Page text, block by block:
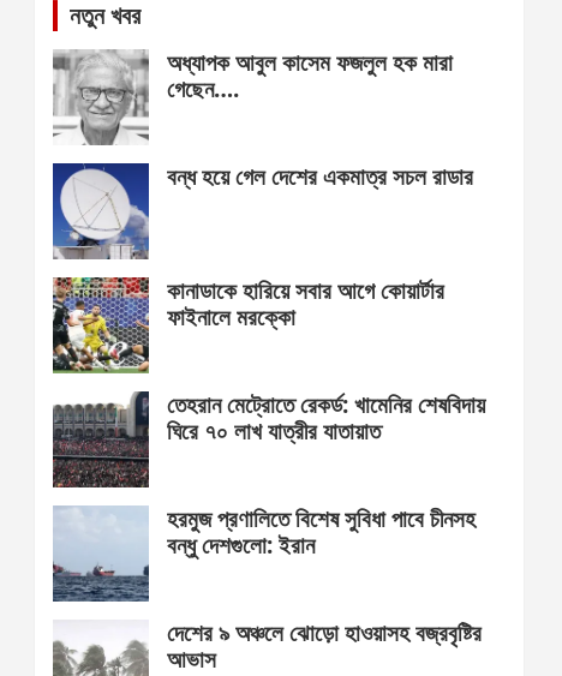
নতুন খবর
অধ্যাপক আবুল কাসেম ফজলুল হক মারা
গেছেন….
বন্ধ হয়ে গেল দেশের একমাত্র সচল রাডার
কানাডাকে হারিয়ে সবার আগে কোয়ার্টার
ফাইনালে মরক্কো
তেহরান মেট্রোতে রেকর্ড: খামেনির শেষবিদায়
ঘিরে ৭০ লাখ যাত্রীর যাতায়াত
হরমুজ প্রণালিতে বিশেষ সুবিধা পাবে চীনসহ
বন্ধু দেশগুলো: ইরান
দেশের ৯ অঞ্চলে ঝোড়ো হাওয়াসহ বজ্রবৃষ্টির
আভাস